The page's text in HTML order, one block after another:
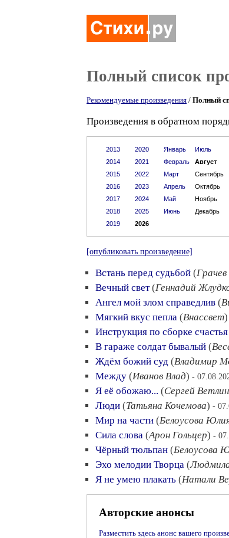
Полный список
Рекомендуемые произведения / Полный
Произведения в обратном
2013
2014
2015
2016
2017
2018
2019
2020
2021
2022
2023
2024
2025
2026
Январь
Июль
Февраль
Август
Март
Сентябрь
Апрель
Октябрь
Май
Ноябрь
Июнь
Декабрь
[опубликовать произведение]
Встань перед судьбой (Грачев
Вечный свет(Геннадий
Ангел мой злом справедлив (
Мягкий вкус пепла (Внассвет)
Инструкция по сборке счастья
В гараже солдат бывалый (
Ждём божий суд (Владимир
Между (Иванов Влад) -
Я её обожаю... (Сергей Ветлин
Люди (Татьяна Кочемова) -
Мир на части (Белоусова
Сила слова (Арон Гольцер) -
Чёрный тюльпан (Белоусова
Эхо мелодии Творца (
Я не умею плакать (Натали
Авторские анонсы
Разместить здесь анонс вашего